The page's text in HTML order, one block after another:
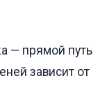
— прямой путь
зависит от